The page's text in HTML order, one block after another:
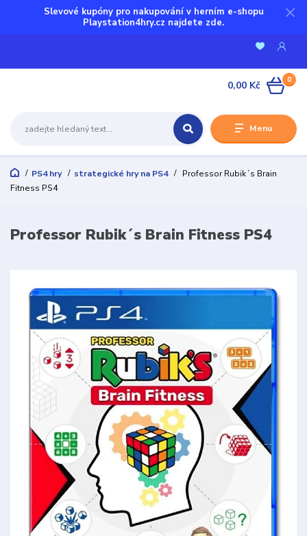
Slevové kupóny pro nakupování v herním e-shopu
Playstation4hry.cz najdete zde.
Menu
0
0,00 Kč
PS4 hry strategické hry na PS4
Professor Rubik´s Brain
Fitness PS4
Professor Rubik´s Brain Fitness PS4